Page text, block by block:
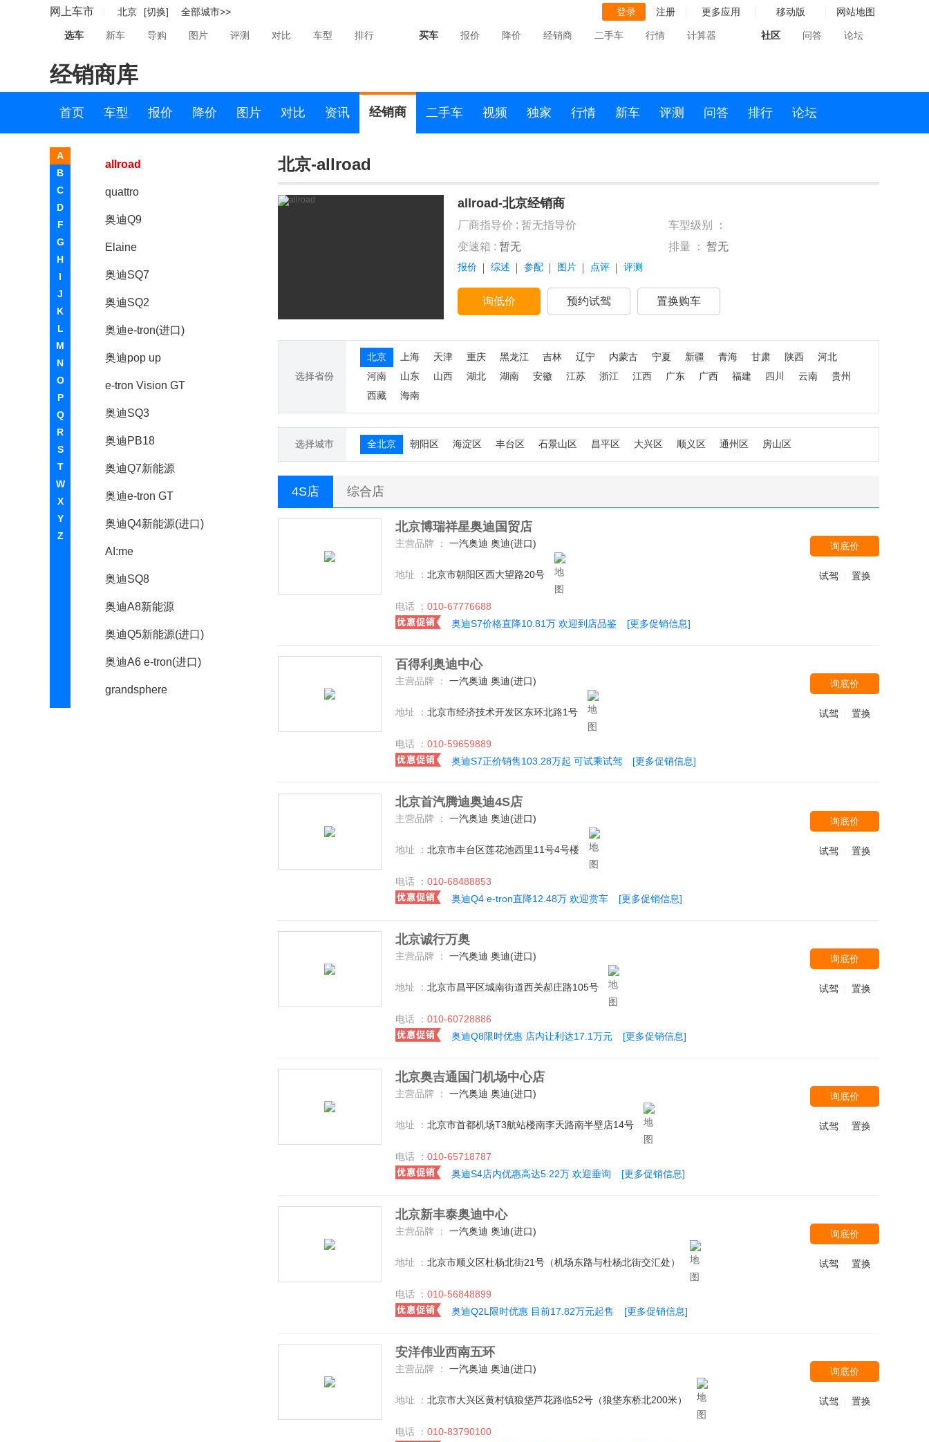
网上车市 北京 [切换] 全部城市>> 登录 注册 更多应用 移动版 网站地图
选车 新车 导购 图片 评测 对比 车型 排行 买车 报价 降价 经销商 二手车 行情 计算器 社区 问答 论坛
经销商库
首页 车型 报价 降价 图片 对比 资讯 经销商 二手车 视频 独家 行情 新车 评测 问答 排行 论坛
A
B
C
D
F
G
H
I
J
K
L
M
N
O
P
Q
R
S
T
W
X
Y
Z
奥迪Q8
NANUK
奥迪S1
allroad
quattro
奥迪Q9
Elaine
奥迪SQ7
奥迪SQ2
奥迪e-tron(进口)
奥迪pop up
e-tron Vision GT
奥迪SQ3
奥迪PB18
奥迪Q7新能源
奥迪e-tron GT
奥迪Q4新能源(进口)
AI:me
奥迪SQ8
奥迪A8新能源
奥迪Q5新能源(进口)
奥迪A6 e-tron(进口)
grandsphere
北京-allroad
allroad-北京经销商
厂商指导价 : 暂无指导价
车型级别 ：
变速箱 : 暂无 排量 ： 暂无
报价 综述 参配 图片 点评 评测
询低价 预约试驾 置换购车
选择省份
北京 上海 天津 重庆 黑龙江 吉林 辽宁 内蒙古 宁夏 新疆 青海 甘肃 陕西
河北
河南
山东 山西 湖北 湖南 安徽 江苏 浙江 江西 广东 广西 福建 四川 云南
贵州
西藏
海南
选择城市 全北京 朝阳区 海淀区 丰台区 石景山区 昌平区 大兴区 顺义区 通州区 房山区
4S店 综合店
北京博瑞祥星奥迪国贸店
主营品牌 ： 一汽奥迪 奥迪(进口)
地址 ： 北京市朝阳区西大望路20号
电话 ： 010-67776688
奥迪S7价格直降10.81万 欢迎到店品鉴
[更多促销信息]
询底价
试驾 置换
百得利奥迪中心
主营品牌 ： 一汽奥迪 奥迪(进口)
地址 ： 北京市经济技术开发区东环北路1号
电话 ： 010-59659889
奥迪S7正价销售103.28万起 可试乘试驾
[更多促销信息]
询底价
试驾 置换
北京首汽腾迪奥迪4S店
主营品牌 ： 一汽奥迪 奥迪(进口)
地址 ： 北京市丰台区莲花池西里11号4号楼
电话 ： 010-68488853
奥迪Q4 e-tron直降12.48万 欢迎赏车
[更多促销信息]
询底价
试驾 置换
北京诚行万奥
主营品牌 ： 一汽奥迪 奥迪(进口)
地址 ： 北京市昌平区城南街道西关郝庄路105号
电话 ： 010-60728886
奥迪Q8限时优惠 店内让利达17.1万元
[更多促销信息]
询底价
试驾 置换
北京奥吉通国门机场中心店
主营品牌 ： 一汽奥迪 奥迪(进口)
地址 ： 北京市首都机场T3航站楼南李天路南半壁店14号
电话 ： 010-65718787
奥迪S4店内优惠高达5.22万 欢迎垂询
[更多促销信息]
询底价
试驾 置换
北京新丰泰奥迪中心
主营品牌 ： 一汽奥迪 奥迪(进口)
地址 ： 北京市顺义区杜杨北街21号（机场东路与杜杨北街交汇处）
电话 ： 010-56848899
奥迪Q2L限时优惠 目前17.82万元起售
[更多促销信息]
询底价
试驾 置换
安洋伟业西南五环
主营品牌 ： 一汽奥迪 奥迪(进口)
地址 ： 北京市大兴区黄村镇狼垡芦花路临52号（狼垡东桥北200米）
电话 ： 010-83790100
询底价
试驾 置换